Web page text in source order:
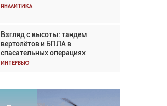
Аналитика
Взгляд с высоты: тандем
вертолётов и БПЛА в
спасательных операциях
Интервью
три недели подряд
Частный самолёт – это актив.
Подходите к покупке
соответствующим образом
Интервью